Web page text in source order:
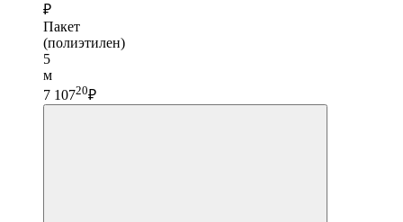
₽
Пакет
(полиэтилен)
5
м
7 10720₽